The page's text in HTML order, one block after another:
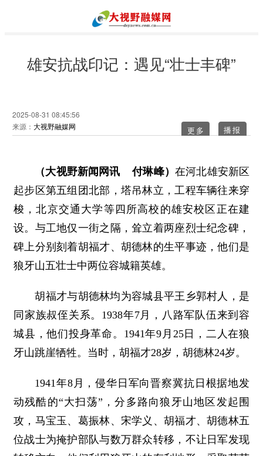
雄安抗战印记：遇见“壮士丰碑”
2025-08-31 08:45:56
来源： 大视野融媒网 更多
（大视野新闻网讯 付琳峰） 在河北雄安新区
起步区第五组团北部，塔吊林立，工程车辆往来穿
梭，北京交通大学等四所高校的雄安校区正在建
设。与工地仅一街之隔，耸立着两座烈士纪念碑，
碑上分别刻着胡福才、胡德林的生平事迹，他们是
狼牙山五壮士中两位容城籍英雄。
胡福才与胡德林均为容城县平王乡郭村人，是
同家族叔侄关系。1938年7月，八路军队伍来到容
城县，他们投身革命。1941年9月25日，二人在狼
牙山跳崖牺牲。当时，胡福才28岁，胡德林24岁。
1941年8月，侵华日军向晋察冀抗日根据地发
动残酷的“大扫荡”，分多路向狼牙山地区发起围
攻，马宝玉、葛振林、宋学义、胡福才、胡德林五
位战士为掩护部队与数万群众转移，不让日军发现